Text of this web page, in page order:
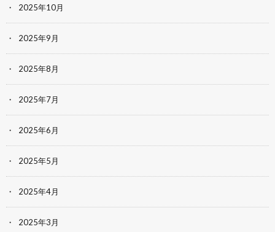
2025年10月
2025年9月
2025年8月
2025年7月
2025年6月
2025年5月
2025年4月
2025年3月